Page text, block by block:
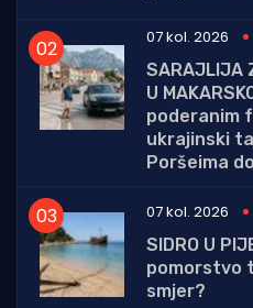
07 kol. 2026
SARAJLIJA
U
poderanim
ukrajinski
Poršeima
07 kol. 2026
SIDRO U
pomorstvo
smjer?